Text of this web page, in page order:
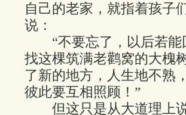
自己的老家，就指着孩子
说：
“不要忘了，以后若能
找这棵筑满老鹳窝的大槐
了新的地方，人生地不熟
彼此要互相照顾！”
但这只是从大道理上说